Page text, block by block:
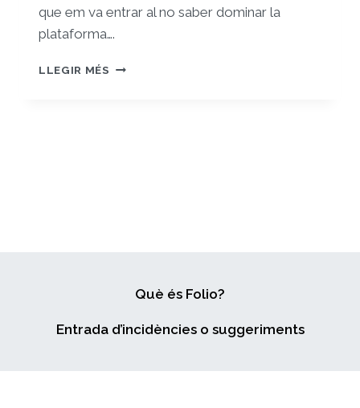
que em va entrar al no saber dominar la
plataforma….
LLEGIR MÉS TANCAMENT
Què és Folio?
Entrada d’incidències o suggeriments